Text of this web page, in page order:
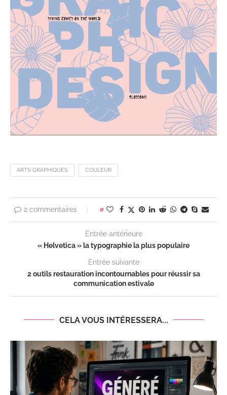
ARTS GRAPHIQUES COULEUR
2 commentaires 0
Entrée antérieure
« Helvetica » la typographie la plus populaire
Entrée suivante
2 outils restauration incontournables pour réussir sa
communication estivale
CELA VOUS INTÉRESSERA...